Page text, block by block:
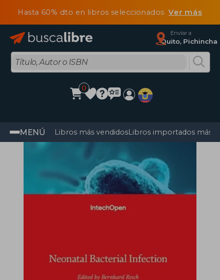
Hasta 60% dto en libros seleccionadosVer más
Enviar a
Quito, Pichincha
0
MENÚ Libros más vendidosLibros importados más